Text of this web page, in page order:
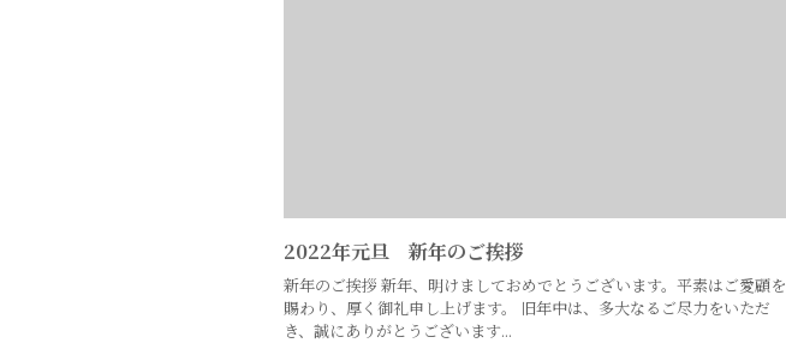
2022年元旦 新年のご挨拶
新年のご挨拶 新年、明けましておめでとうございます。平素はご愛顧を
賜わり、厚く御礼申し上げます。 旧年中は、多大なるご尽力をいただ
き、誠にありがとうございます...